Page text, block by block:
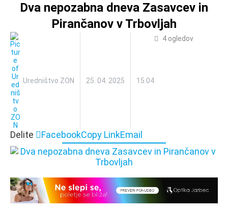
Dva nepozabna dneva Zasavcev in
Pirančanov v Trbovljah
Uredništvo ZON 25. 04. 2025 15:04
4 ogledov
Delite FacebookCopy LinkEmail